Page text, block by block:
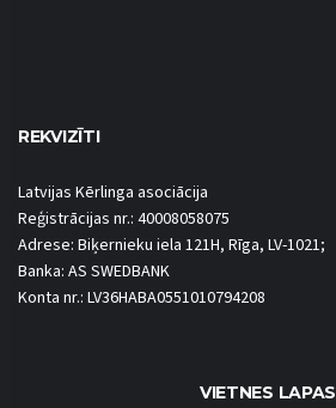
REKVIZĪTI
Latvijas Kērlinga asociācija
Reģistrācijas nr.: 40008058075
Adrese: Biķernieku iela 121H, Rīga, LV-1021;
Banka: AS SWEDBANK
Konta nr.: LV36HABA0551010794208
VIETNES LAPAS